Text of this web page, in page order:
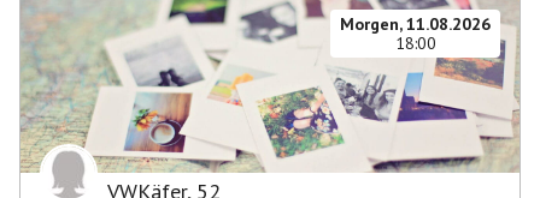
Morgen, 11.08.2026
18:00
VWKäfer, 52